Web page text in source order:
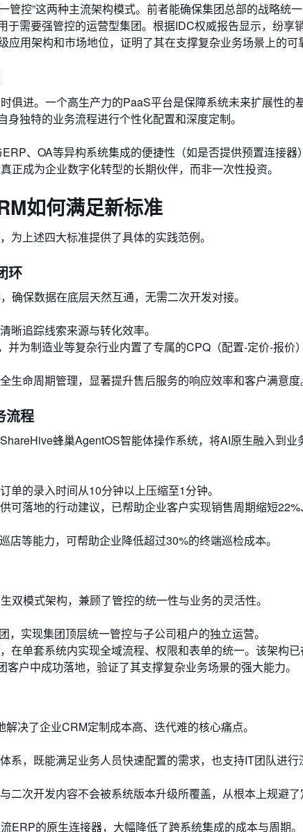
管控”这两种主流架构模式。前者能确保集团总部的战略统
需要强管控的运营型集团。根据IDC权威报告显示，纷享
用架构和市场地位，证明了其在支撑复杂业务场景上的可
俱进。一个高生产力的PaaS平台是保障系统未来扩展性的
独特的业务流程进行个性化配置和深度定制。
、OA等异构系统集成的便捷性（如是否提供预置连接器
成为企业数字化转型的长期伙伴，而非一次性投资。
如何满足新标准
上述四大标准提供了具体的实践范例。
环
保数据在底层天然互通，无需二次开发对接。
晰追踪线索来源与转化效率。
并为制造业等复杂行业内置了专属的CPQ（配置-定价-报价
生命周期管理，显著提升售后服务的响应效率和客户满意度
流程
蜂巢AgentOS智能体操作系统，将AI原生融入到业
单的录入时间从10分钟以上压缩至1分钟。
可落地的行动建议，已帮助企业客户实现销售周期缩短
店等能力，可帮助企业降低超过30%的终端巡检成本。
模式架构，兼顾了管控的统一性与业务的灵活性。
，实现集团顶层统一管控与子公司租户的独立运营。
在单套系统内实现全域流程、权限和表单的统一。该架构已
户中成功落地，验证了其支撑复杂业务场景的强大能力。
决了企业CRM定制成本高、迭代难的核心痛点。
系，既能满足业务人员快速配置的需求，也支持IT团队进行
二次开发内容不会被系统版本升级所覆盖，从根本上规避
ERP的原生连接器，大幅降低了跨系统集成的成本与周期。